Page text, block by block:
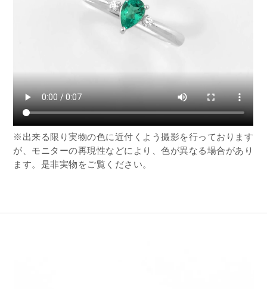
※出来る限り実物の色に近付くよう撮影を行っております
が、モニターの再現性などにより、色が異なる場合があり
ます。是非実物をご覧ください。